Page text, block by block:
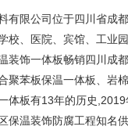
有限公司位于四川省成
校、医院、宾馆、工业
装饰一体板畅销四川成
聚苯板保温一体板、岩
体板有13年的历史
保温装饰防腐工程知名供